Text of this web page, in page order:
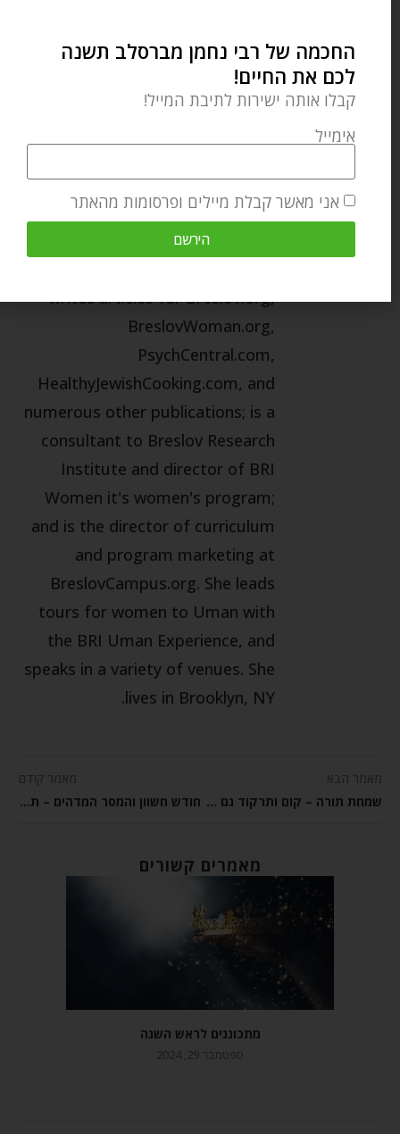
her develop her life path. She
loves sharing Breslov teachings
with women in her classes and
changing ideas. Chaya Rivka has
written books (Therapy
Revolution-HCI, The Parent-Child
writes articles for Breslov.org,
BreslovWoman.org,
PsychCentral.com,
HealthyJewishCooking.com, and
numerous other publications; is a
consultant to Breslov Research
Institute and director of BRI
Women it's women's program;
and is the director of curriculum
and program marketing at
BreslovCampus.org. She leads
tours for women to Uman with
the BRI Uman Experience, and
speaks in a variety of venues. She
lives in Brooklyn, NY.
מאמר הבא
שמחת תורה – קום ותרקוד גם אם אתה לבד בחדר!
מאמר קודם
חודש חשוון והמסר המדהים – תן לי לב להרגיש
מאמרים קשורים
מתכוננים לראש השנה
ספטמבר 29, 2024
החכמה של רבי נחמן מברסלב תשנה
לכם את החיים!
קבלו אותה ישירות לתיבת המייל!
אימייל
אני מאשר קבלת מיילים ופרסומות מהאתר
הירשם